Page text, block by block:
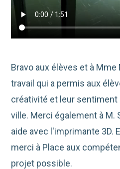
Bravo aux élèves et à
travail qui a permis aux
créativité et leur sentiment
ville. Merci également à M.
aide avec l'imprimante 3D.
merci à Place aux
projet possible.